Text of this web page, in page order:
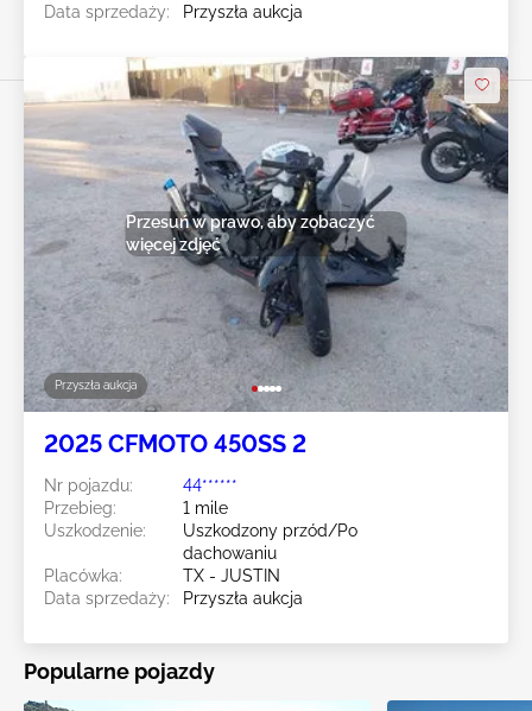
Data sprzedaży:
Przyszła aukcja
Przyszła aukcja
Przesuń w prawo, aby zobaczyć
więcej zdjęć
2025 CFMOTO 450SS 2
Nr pojazdu:
44******
Przebieg:
1 mile
Uszkodzenie:
Uszkodzony przód/Po
dachowaniu
Placówka:
TX - JUSTIN
Data sprzedaży:
Przyszła aukcja
Popularne pojazdy